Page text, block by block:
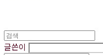
글쓴이